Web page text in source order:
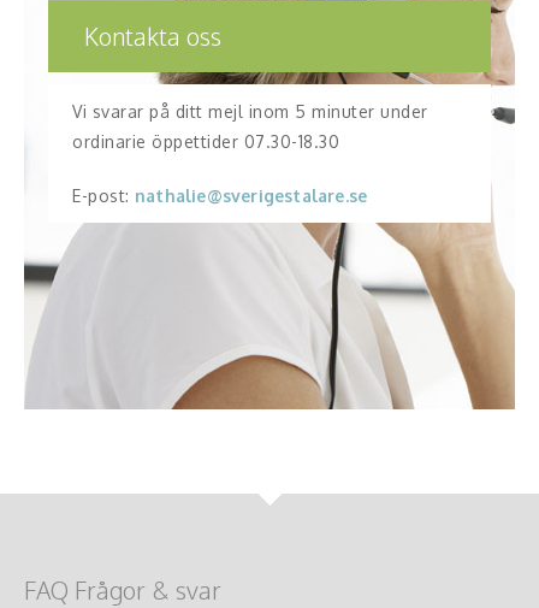
Kontakta oss
Vi svarar på ditt mejl inom 5 minuter under
ordinarie öppettider 07.30-18.30
E-post: nathalie@sverigestalare.se
FAQ Frågor & svar